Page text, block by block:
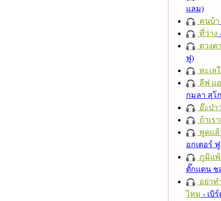
แลม)
คนบ้า
ที่ว่าง
ดวงด
ฟู)
ทะเล
ลีฟ แอ
กมลา สุโ
อ๊ะป่า
ถ้าเร
พูดแล้
อกเตอร์
ภูมิแพ้
ตั๊กแตน ช
อย่าท
ไหม - เบิ